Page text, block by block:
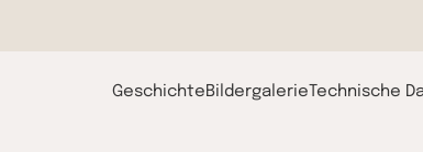
GeschichteBildergalerieTechnische